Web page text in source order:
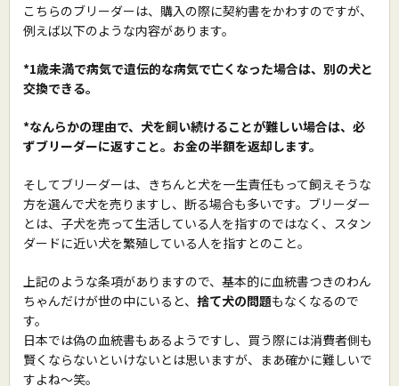
こちらのブリーダーは、購入の際に契約書をかわすのですが、
例えば以下のような内容があります。
*1歳未満で病気で遺伝的な病気で亡くなった場合は、別の犬と
交換できる。
*なんらかの理由で、犬を飼い続けることが難しい場合は、必
ずブリーダーに返すこと。お金の半額を返却します。
そしてブリーダーは、きちんと犬を一生責任もって飼えそうな
方を選んで犬を売りますし、断る場合も多いです。ブリーダー
とは、子犬を売って生活している人を指すのではなく、スタン
ダードに近い犬を繁殖している人を指すとのこと。
上記のような条項がありますので、基本的に血統書つきのわん
ちゃんだけが世の中にいると、 捨て犬の問題もなくなるので
す。
日本では偽の血統書もあるようですし、買う際には消費者側も
賢くならないといけないとは思いますが、まあ確かに難しいで
すよね〜笑。